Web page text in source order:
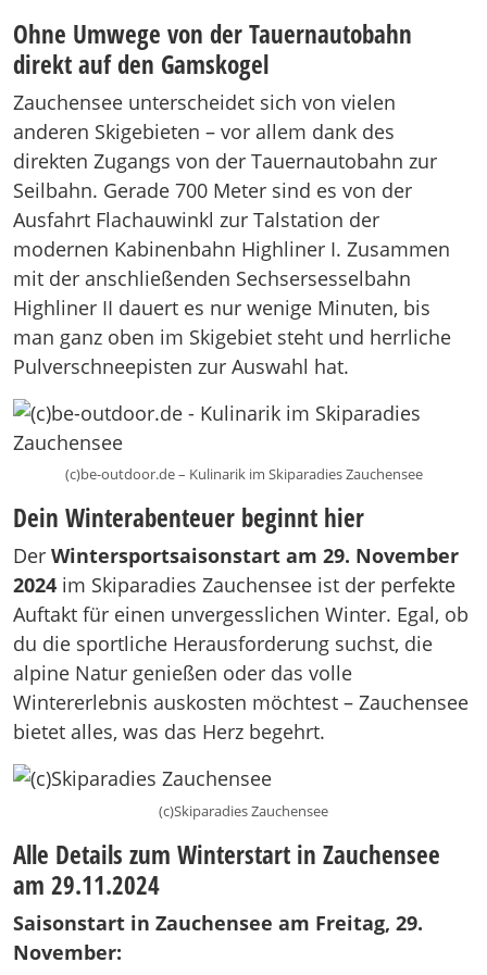
Ohne Umwege von der Tauernautobahn
direkt auf den Gamskogel
Zauchensee unterscheidet sich von vielen
anderen Skigebieten – vor allem dank des
direkten Zugangs von der Tauernautobahn zur
Seilbahn. Gerade 700 Meter sind es von der
Ausfahrt Flachauwinkl zur Talstation der
modernen Kabinenbahn Highliner I. Zusammen
mit der anschließenden Sechsersesselbahn
Highliner II dauert es nur wenige Minuten, bis
man ganz oben im Skigebiet steht und herrliche
Pulverschneepisten zur Auswahl hat.
(c)be-outdoor.de – Kulinarik im Skiparadies Zauchensee
Dein Winterabenteuer beginnt hier
Der Wintersportsaisonstart am 29. November
2024 im Skiparadies Zauchensee ist der perfekte
Auftakt für einen unvergesslichen Winter. Egal, ob
du die sportliche Herausforderung suchst, die
alpine Natur genießen oder das volle
Wintererlebnis auskosten möchtest – Zauchensee
bietet alles, was das Herz begehrt.
(c)Skiparadies Zauchensee
Alle Details zum Winterstart in Zauchensee
am 29.11.2024
Saisonstart in Zauchensee am Freitag, 29.
November: